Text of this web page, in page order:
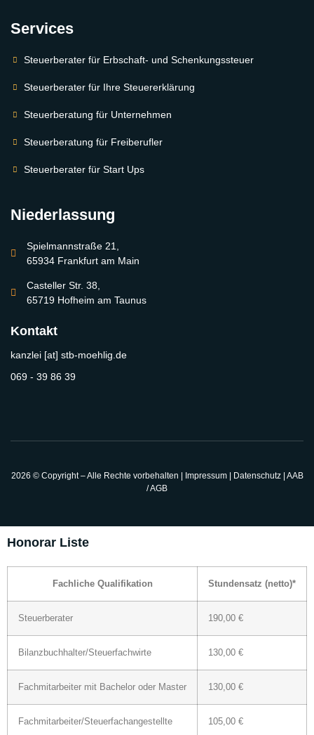
Services
Steuerberater für Erbschaft- und Schenkungssteuer
Steuerberater für Ihre Steuererklärung
Steuerberatung für Unternehmen
Steuerberatung für Freiberufler
Steuerberater für Start Ups
Niederlassung
Spielmannstraße 21,
65934 Frankfurt am Main
Casteller Str. 38,
65719 Hofheim am Taunus
Kontakt
kanzlei [at] stb-moehlig.de
069 - 39 86 39
2026 © Copyright – Alle Rechte vorbehalten Impressum| Datenschutz| AAB
/ AGB
Honorar Liste
Fachliche Qualifikation Stundensatz (netto)*
Steuerberater 190,00 €
Bilanzbuchhalter/Steuerfachwirte 130,00 €
Fachmitarbeiter mit Bachelor oder Master 130,00 €
Fachmitarbeiter/Steuerfachangestellte 105,00 €